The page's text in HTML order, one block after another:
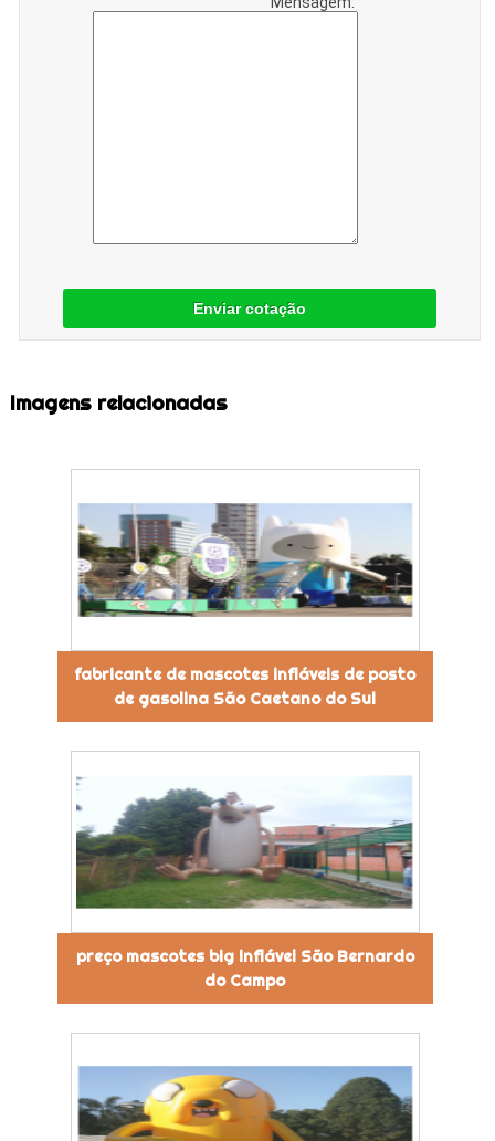
Enviar cotação
Imagens relacionadas
fabricante de mascotes infláveis de posto
de gasolina São Caetano do Sul
preço mascotes big inflável São Bernardo
do Campo